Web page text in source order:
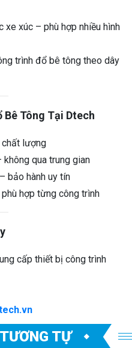
xe xúc – phù hợp nhiều hình
trình đổ bê tông theo dây
Bê Tông Tại Dtech
chất lượng
qua trung gian
bảo hành uy tín
hợp từng công trình
cấp thiết bị công trình
TỰ